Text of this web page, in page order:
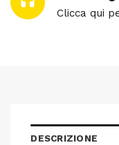
Clicca qui
DESCRIZIONE